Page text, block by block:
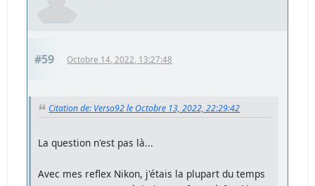
#59 Octobre 14, 2022, 13:27:48
Citation de: Verso92 le Octobre 13, 2022, 22:29:42
La question n'est pas là...
Avec mes reflex Nikon, j'étais la plupart du temps